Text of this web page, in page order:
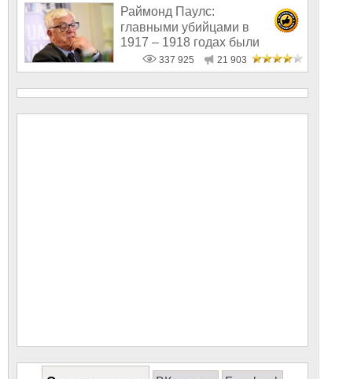
Раймонд Паулс:
главными убийцами в
1917 – 1918 годах были
латыши и евреи, а не русс
337 925 21 903